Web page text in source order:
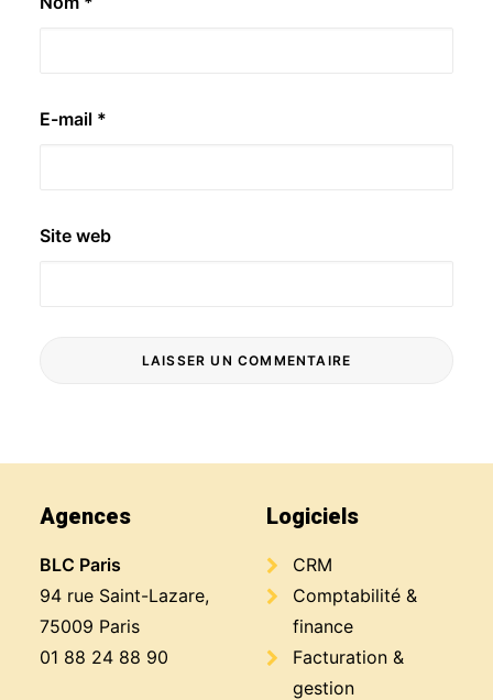
E-mail *
Site web
Agences
BLC Paris
94 rue Saint-Lazare,
75009 Paris
01 88 24 88 90
Logiciels
CRM
Comptabilité &
finance
Facturation &
gestion